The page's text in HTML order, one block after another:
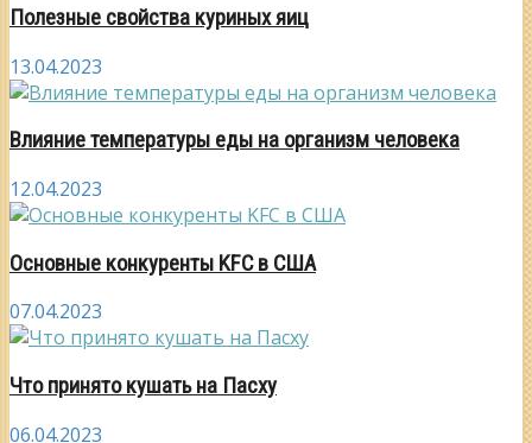
Полезные свойства куриных яиц
13.04.2023
Влияние температуры еды на организм человека
12.04.2023
Основные конкуренты KFC в США
07.04.2023
Что принято кушать на Пасху
06.04.2023